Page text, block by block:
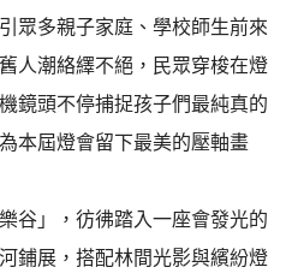
眾多親子家庭、學校師生前來
人潮絡繹不絕，民眾穿梭在燈
鏡頭不停捕捉孩子們最純真的
本屆燈會留下最美的壓軸畫
谷」，彷彿踏入一座會發光的
鋪展，搭配林間光影與繽紛燈